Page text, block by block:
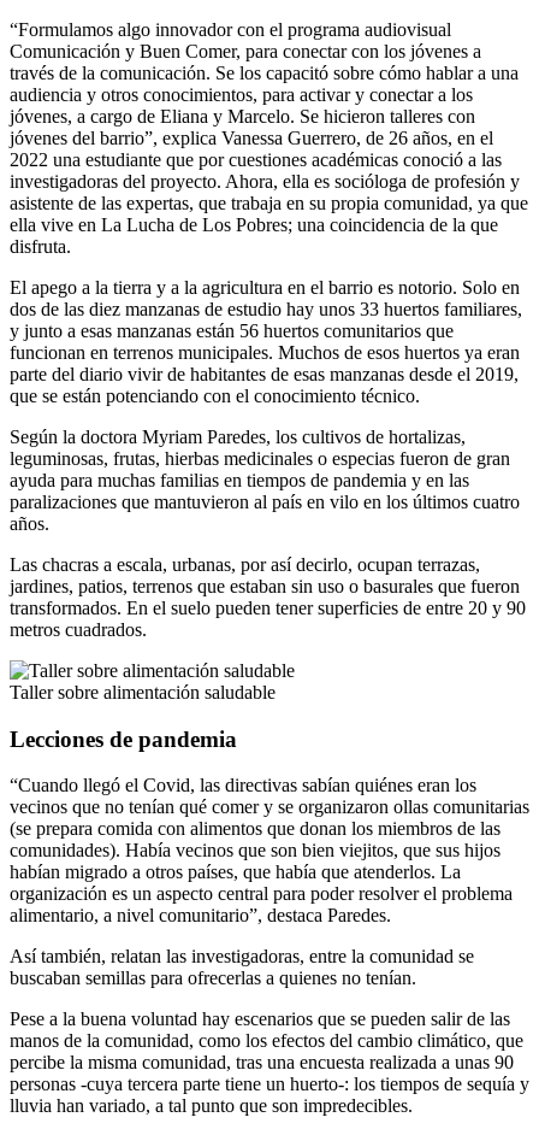
“Formulamos algo innovador con el programa audiovisual
Comunicación y Buen Comer, para conectar con los jóvenes a
través de la comunicación. Se los capacitó sobre cómo hablar a una
audiencia y otros conocimientos, para activar y conectar a los
jóvenes, a cargo de Eliana y Marcelo. Se hicieron talleres con
jóvenes del barrio”, explica Vanessa Guerrero, de 26 años, en el
2022 una estudiante que por cuestiones académicas conoció a las
investigadoras del proyecto. Ahora, ella es socióloga de profesión y
asistente de las expertas, que trabaja en su propia comunidad, ya que
ella vive en La Lucha de Los Pobres; una coincidencia de la que
disfruta.
El apego a la tierra y a la agricultura en el barrio es notorio. Solo en
dos de las diez manzanas de estudio hay unos 33 huertos familiares,
y junto a esas manzanas están 56 huertos comunitarios que
funcionan en terrenos municipales. Muchos de esos huertos ya eran
parte del diario vivir de habitantes de esas manzanas desde el 2019,
que se están potenciando con el conocimiento técnico.
Según la doctora Myriam Paredes, los cultivos de hortalizas,
leguminosas, frutas, hierbas medicinales o especias fueron de gran
ayuda para muchas familias en tiempos de pandemia y en las
paralizaciones que mantuvieron al país en vilo en los últimos cuatro
años.
Las chacras a escala, urbanas, por así decirlo, ocupan terrazas,
jardines, patios, terrenos que estaban sin uso o basurales que fueron
transformados. En el suelo pueden tener superficies de entre 20 y 90
metros cuadrados.
Taller sobre alimentación saludable
Lecciones de pandemia
“Cuando llegó el Covid, las directivas sabían quiénes eran los
vecinos que no tenían qué comer y se organizaron ollas comunitarias
(se prepara comida con alimentos que donan los miembros de las
comunidades). Había vecinos que son bien viejitos, que sus hijos
habían migrado a otros países, que había que atenderlos. La
organización es un aspecto central para poder resolver el problema
alimentario, a nivel comunitario”, destaca Paredes.
Así también, relatan las investigadoras, entre la comunidad se
buscaban semillas para ofrecerlas a quienes no tenían.
Pese a la buena voluntad hay escenarios que se pueden salir de las
manos de la comunidad, como los efectos del cambio climático, que
percibe la misma comunidad, tras una encuesta realizada a unas 90
personas -cuya tercera parte tiene un huerto-: los tiempos de sequía y
lluvia han variado, a tal punto que son impredecibles.